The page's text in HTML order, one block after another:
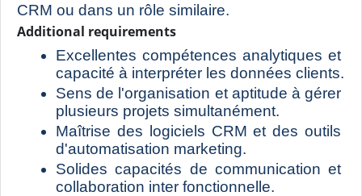
CRM ou dans un rôle similaire.
Additional requirements
Excellentes compétences analytiques et
capacité à interpréter les données clients.
Sens de l'organisation et aptitude à gérer
plusieurs projets simultanément.
Maîtrise des logiciels CRM et des outils
d'automatisation marketing.
Solides capacités de communication et
collaboration inter fonctionnelle.